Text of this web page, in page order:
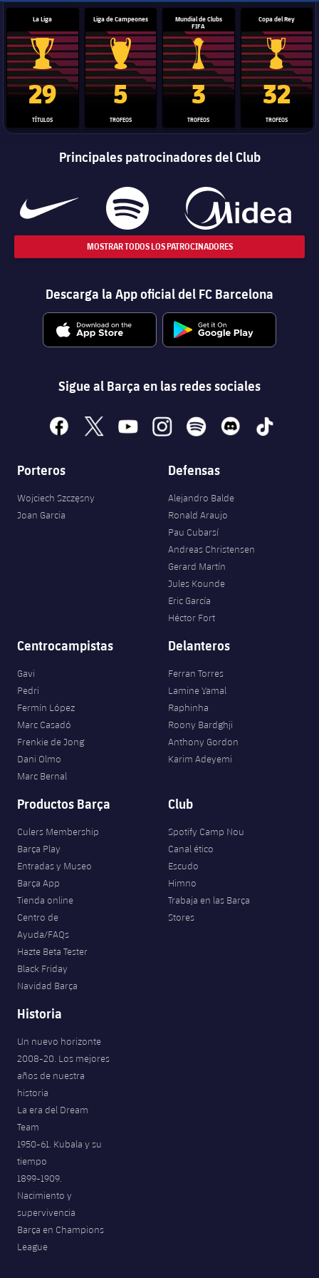
La Liga
Trofeo de La Liga
29
TÍTULOS
Liga de Campeones
Trofeo de la Liga de Campeones
5
TROFEOS
Mundial de Clubs
FIFA
Trofeo del Mundial de
3
TROFEOS
Copa del Rey
Copa del
32
TROFEOS
Principales patrocinadores del Club
MOSTRAR TODOS LOS PATROCINADORES
Descarga la App oficial del FC Barcelona
Sigue al Barça en las redes sociales
facebook
x youtubeinstagramspotify discord tiktok
Porteros
Wojciech Szczęsny
Joan Garcia
Defensas
Alejandro Balde
Ronald Araujo
Pau Cubarsí
Andreas Christensen
Gerard Martín
Jules Kounde
Eric García
Héctor Fort
Centrocampistas
Gavi
Pedri
Fermín López
Marc Casadó
Frenkie de Jong
Dani Olmo
Marc Bernal
Delanteros
Ferran Torres
Lamine Yamal
Raphinha
Roony Bardghji
Anthony Gordon
Karim Adeyemi
Productos Barça
Culers Membership
Barça Play
Entradas y Museo
Barça App
Tienda online
Centro de
Ayuda/FAQs
Hazte Beta Tester
Black Friday
Navidad Barça
Club
Spotify Camp Nou
Canal ético
Escudo
Himno
Trabaja en las Barça
Stores
Historia
Un nuevo horizonte
2008-20. Los mejores
años de nuestra
historia
La era del Dream
Team
1950-61. Kubala y su
tiempo
1899-1909.
Nacimiento y
supervivencia
Barça en Champions
League